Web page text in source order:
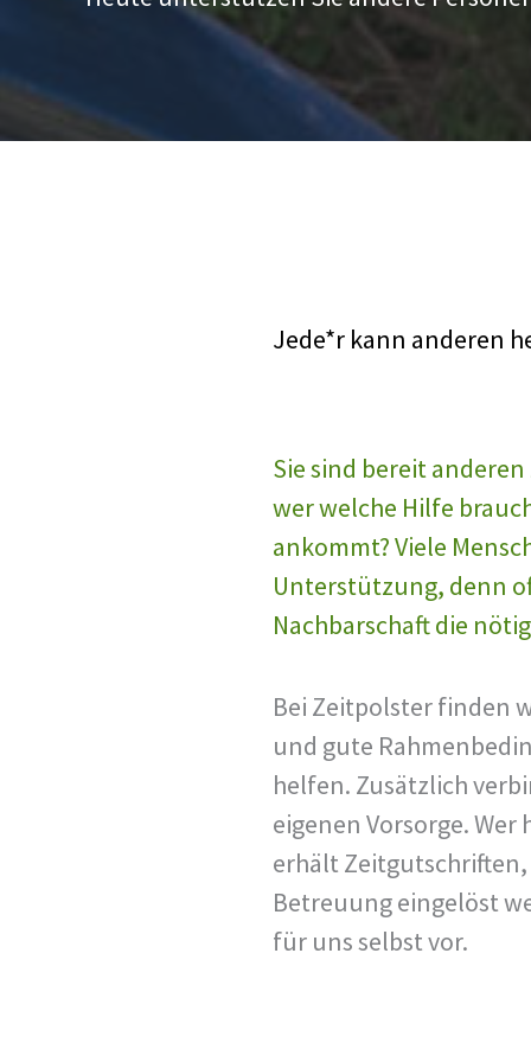
Jede*r kann anderen
Sie sind bereit
wer welche Hilfe
ankommt? Viele
Unterstützung, denn
Nachbarschaft die
Bei Zeitpolster finden
und gute
helfen. Zusätzlich
eigenen Vorsorge.
erhält Zeitgutschriften,
Betreuung eingelöst
für uns selbst vor.